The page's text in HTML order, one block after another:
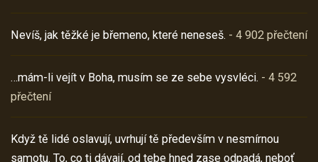
Nevíš, jak těžké je břemeno, které neneseš. - 4 902 přečtení
…mám-li vejít v Boha, musím se ze sebe vysvléci. - 4 592
přečtení
Když tě lidé oslavují, uvrhují tě především v nesmírnou
samotu. To, co ti dávají, od tebe hned zase odpadá, neboť